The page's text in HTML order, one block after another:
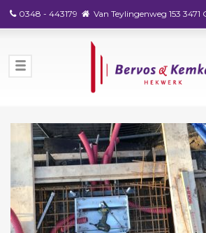
0348 - 443179 Van Teylingenweg 153 3471